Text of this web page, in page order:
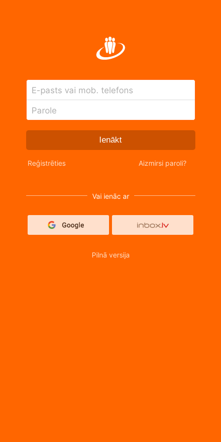
E-pasts vai mob. telefons
Parole
Ienākt
Reģistrēties Aizmirsi paroli?
Vai ienāc ar
Pilnā versija